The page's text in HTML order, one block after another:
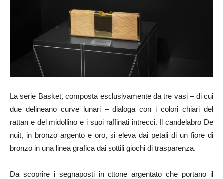
La serie Basket, composta esclusivamente da tre vasi – di cui
due delineano curve lunari – dialoga con i colori chiari del
rattan e del midollino e i suoi raffinati intrecci. Il candelabro De
nuit, in bronzo argento e oro, si eleva dai petali di un fiore di
bronzo in una linea grafica dai sottili giochi di trasparenza.
Da scoprire i segnaposti in ottone argentato che portano il